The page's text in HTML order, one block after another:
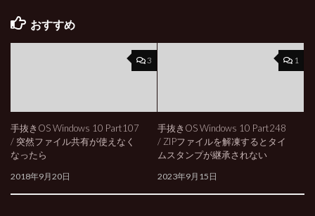
おすすめ
3
手抜きOS Windows 10 Part107
/ 突然ファイル共有が使えなく
なったら
2018年9月20日
1
手抜きOS Windows 10 Part248
/ ZIPファイルを解凍するとタイ
ムスタンプが継承されない
2023年9月15日